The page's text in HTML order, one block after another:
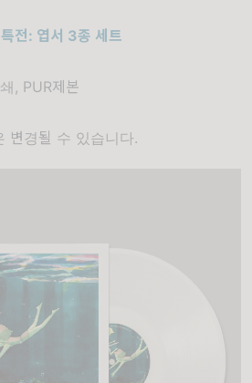
전: 엽서 3종 세트
, PUR제본
변경될 수 있습니다.